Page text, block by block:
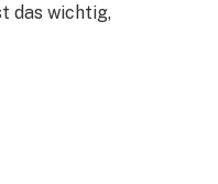
das wichtig,